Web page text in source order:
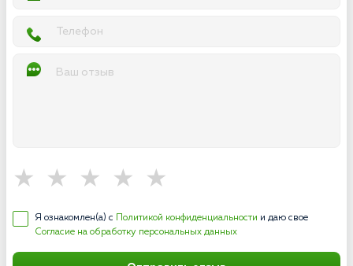
Я ознакомлен(а) с Политикой конфиденциальности и даю свое
Согласие на обработку персональных данных